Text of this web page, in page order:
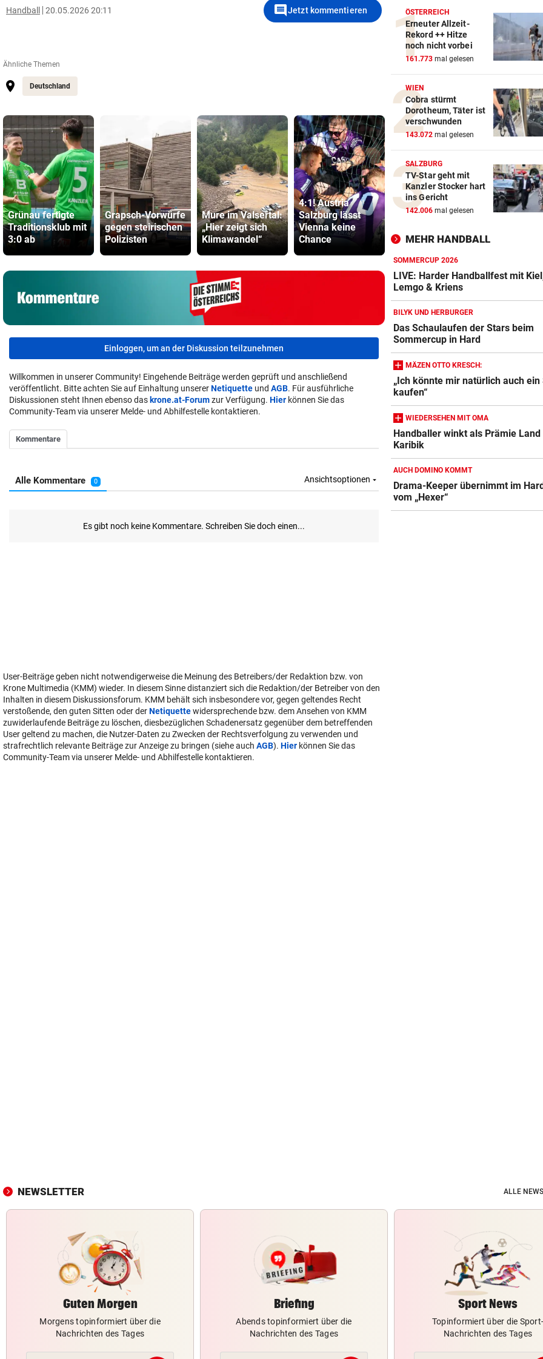
Handball 20.05.2026 20:11 commentJetzt kommentieren
Ähnliche Themen
Deutschland
Grünau fertigte
Traditionsklub mit
3:0 ab
Grapsch-Vorwürfe
gegen steirischen
Polizisten
Mure im Valsertal:
„Hier zeigt sich
Klimawandel“
4:1! Austria
Salzburg lässt
Vienna keine
Chance
Betrüger knöpfte
Tiroler (71)
ab
Neuer
ORF dreht
Einloggen, um an der Diskussion teilzunehmen
Willkommen in unserer Community! Eingehende Beiträge werden geprüft und anschließend
veröffentlicht. Bitte achten Sie auf Einhaltung unsererNetiquette und AGB. Für ausführliche
Diskussionen steht Ihnen ebenso das krone.at-Forumzur Verfügung. Hier können Sie das
Community-Team via unserer Melde- und Abhilfestelle kontaktieren.
User-Beiträge geben nicht notwendigerweise die Meinung des Betreibers/der Redaktion bzw. von
Krone Multimedia (KMM) wieder. In diesem Sinne distanziert sich die Redaktion/der Betreiber von den
Inhalten in diesem Diskussionsforum. KMM behält sich insbesondere vor, gegen geltendes Recht
verstoßende, den guten Sitten oder derNetiquettewidersprechende bzw. dem Ansehen von KMM
zuwiderlaufende Beiträge zu löschen, diesbezüglichen Schadenersatz gegenüber dem betreffenden
User geltend zu machen, die Nutzer-Daten zu Zwecken der Rechtsverfolgung zu verwenden und
strafrechtlich relevante Beiträge zur Anzeige zu bringen (siehe auch AGB). Hier können Sie das
Community-Team via unserer Melde- und Abhilfestelle kontaktieren.
ÖSTERREICH
Erneuter Allzeit-
Rekord ++ Hitze
noch nicht vorbei
161.773 mal gelesen
WIEN
Cobra stürmt
Dorotheum, Täter ist
verschwunden
143.072 mal gelesen
SALZBURG
TV-Star geht mit
Kanzler Stocker hart
ins Gericht
142.006 mal gelesen
MEHR HANDBALL
SOMMERCUP 2026
LIVE: Harder Handballfest mit
Lemgo & Kriens
BILYK UND HERBURGER
Das Schaulaufen der Stars beim
Sommercup in Hard
MÄZEN OTTO KRESCH:
„Ich könnte mir natürlich auch
kaufen“
WIEDERSEHEN MIT OMA
Handballer winkt als Prämie
Karibik
AUCH DOMINO KOMMT
Drama-Keeper übernimmt im
vom „Hexer“
NEWSLETTER ALLE
Guten Morgen
Morgens topinformiert über die
Nachrichten des Tages
Briefing
Abends topinformiert über die
Nachrichten des Tages
Sport News
Topinformiert über die Sport-
Nachrichten des Tages